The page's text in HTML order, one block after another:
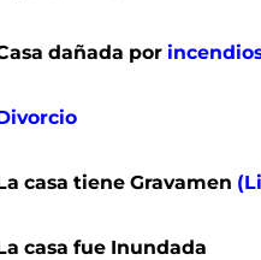
asa dañada por
casa tiene Gravamen
casa fue Inundada